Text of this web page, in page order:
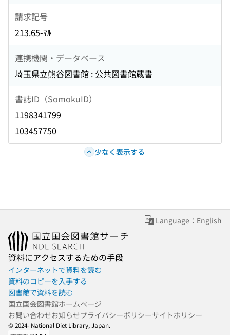
請求記号
213.65-ﾏﾙ
連携機関・データベース
埼玉県立熊谷図書館 : 公共図書館蔵書
書誌ID（SomokuID）
1198341799
103457750
少なく表示する
Language：English
資料にアクセスするための手段
インターネットで資料を読む
資料のコピーを入手する
図書館で資料を読む
国立国会図書館ホームページ
お問い合わせお知らせプライバシーポリシーサイトポリシー
© 2024- National Diet Library, Japan.